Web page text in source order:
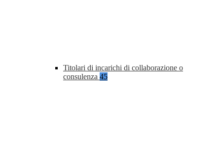
Titolari di incarichi di collaborazione o
consulenza 45